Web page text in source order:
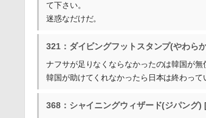
て下さい。
迷惑なだけだ。
321：ダイビングフットスタンプ(やわら
ナフサが足りなくならなかったのは韓国が無
韓国が助けてくれなかったら日本は終わって
368：シャイニングウィザード(ジパング)